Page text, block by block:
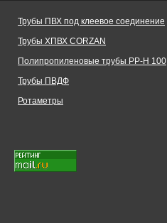
Трубы ПВХ под клеевое соединение
Трубы ХПВХ CORZAN
Полипропиленовые трубы PP-H 100
Трубы ПВДФ
Ротаметры